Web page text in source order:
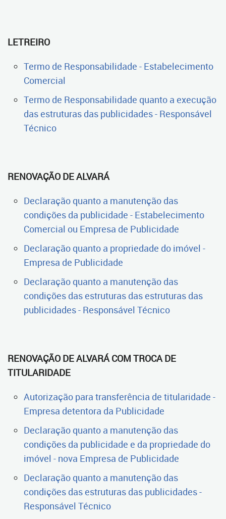
LETREIRO
Termo de Responsabilidade - Estabelecimento
Comercial
Termo de Responsabilidade quanto a execução
das estruturas das publicidades - Responsável
Técnico
RENOVAÇÃO DE ALVARÁ
Declaração quanto a manutenção das
condições da publicidade - Estabelecimento
Comercial ou Empresa de Publicidade
Declaração quanto a propriedade do imóvel -
Empresa de Publicidade
Declaração quanto a manutenção das
condições das estruturas das estruturas das
publicidades - Responsável Técnico
RENOVAÇÃO DE ALVARÁ COM TROCA DE
TITULARIDADE
Autorização para transferência de titularidade -
Empresa detentora da Publicidade
Declaração quanto a manutenção das
condições da publicidade e da propriedade do
imóvel - nova Empresa de Publicidade
Declaração quanto a manutenção das
condições das estruturas das publicidades -
Responsável Técnico